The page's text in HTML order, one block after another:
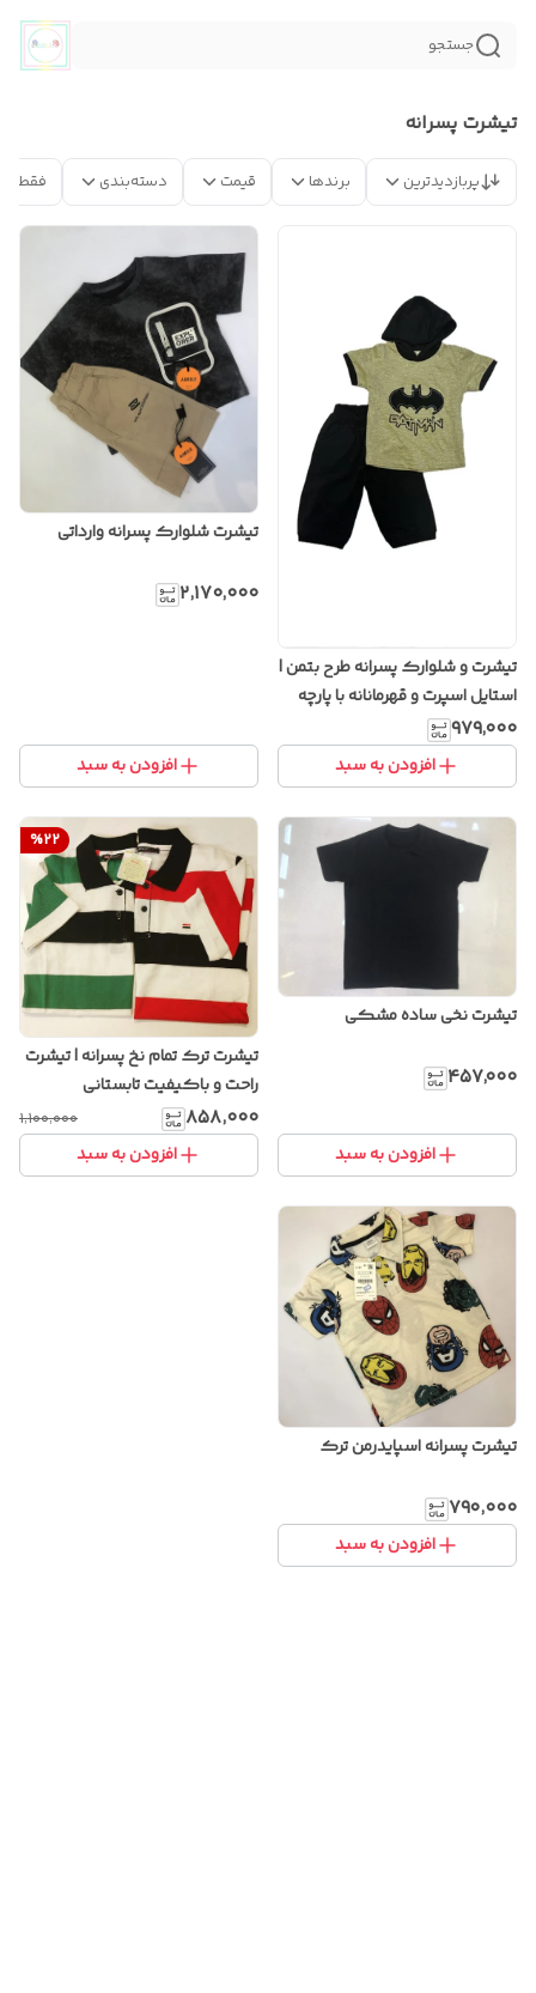
جستجو
تیشرت پسرانه
پربازدیدترین برندها قیمت دسته‌بندی فقط
تیشرت و شلوارک پسرانه طرح بتمن |
استایل اسپرت و قهرمانانه با پارچه
نخی خنک
۹۷۹٬۰۰۰
افزودن به سبد
تیشرت شلوارک پسرانه وارداتی
۲٬۱۷۰٬۰۰۰
افزودن به سبد
تیشرت نخی ساده مشکی
۴۵۷٬۰۰۰
افزودن به سبد
%22
تیشرت ترک تمام نخ پسرانه | تیشرت
راحت و باکیفیت تابستانی
۸۵۸٬۰۰۰ ۱٬۱۰۰٬۰۰۰
افزودن به سبد
تیشرت پسرانه اسپایدرمن ترک
۷۹۰٬۰۰۰
افزودن به سبد